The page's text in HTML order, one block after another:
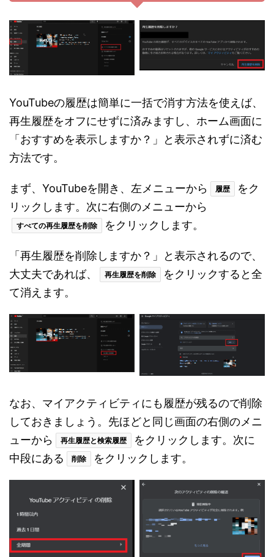
YouTubeの履歴は簡単に一括で消す方法を使えば、
再生履歴をオフにせずに済みますし、ホーム画面に
「おすすめを表示しますか？」と表示されずに済む
方法です。
まず、YouTubeを開き、左メニューから 履歴
をク
リックします。次に右側のメニューから
すべての再生履歴を削除 をクリックします。
「再生履歴を削除しますか？」と表示されるので、
大丈夫であれば、
再生履歴を削除
をクリックすると全
て消えます。
なお、マイアクティビティにも履歴が残るので削除
しておきましょう。先ほどと同じ画面の右側のメニ
ューから
再生履歴と検索履歴
をクリックします。次に
中段にある
削除 をクリックします。